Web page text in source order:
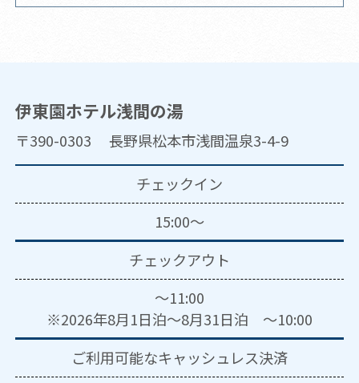
伊東園ホテル浅間の湯
〒390-0303 長野県松本市浅間温泉3-4-9
チェックイン
15:00～
チェックアウト
～11:00
※2026年8月1日泊～8月31日泊 ～10:00
ご利用可能なキャッシュレス決済